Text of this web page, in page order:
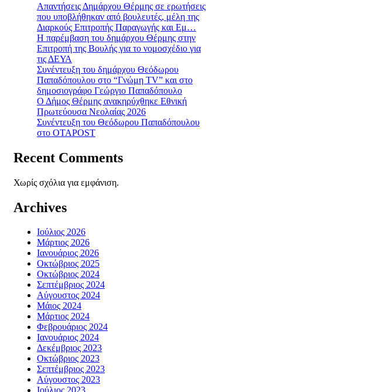
Απαντήσεις Δημάρχου Θέρμης σε ερωτήσεις
που υποβλήθηκαν από βουλευτές, μέλη της
Διαρκούς Επιτροπής Παραγωγής και Εμ…
Η παρέμβαση του δημάρχου Θέρμης στην
Επιτροπή της Βουλής για το νομοσχέδιο για
τις ΔΕΥΑ
Συνέντευξη του δημάρχου Θεόδωρου
Παπαδόπουλου στο “Γνώμη TV” και στο
δημοσιογράφο Γεώργιο Παπαδόπουλο
Ο Δήμος Θέρμης ανακηρύχθηκε Εθνική
Πρωτεύουσα Νεολαίας 2026
Συνέντευξη του Θεόδωρου Παπαδόπουλου
στο ΟΤΑPOST
Recent Comments
Χωρίς σχόλια για εμφάνιση.
Archives
Ιούλιος 2026
Μάρτιος 2026
Ιανουάριος 2026
Οκτώβριος 2025
Οκτώβριος 2024
Σεπτέμβριος 2024
Αύγουστος 2024
Μάιος 2024
Μάρτιος 2024
Φεβρουάριος 2024
Ιανουάριος 2024
Δεκέμβριος 2023
Οκτώβριος 2023
Σεπτέμβριος 2023
Αύγουστος 2023